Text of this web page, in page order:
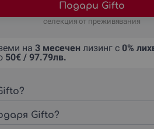
Подари Gifto
селекция от преживявания
на3 месечен лизинг с0%
50€ / 97.79лв.
Gifto?